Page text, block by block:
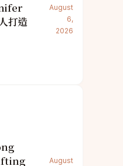
打造
August
6,
2026
August